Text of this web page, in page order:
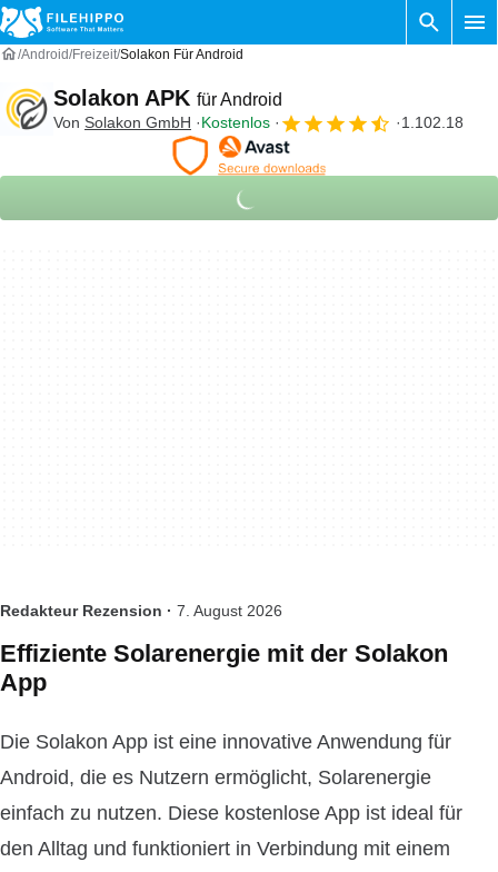
Android Freizeit Solakon Für Android
Solakon APK für Android
Von Solakon GmbH Kostenlos 1.102.18
Redakteur Rezension · 7. August 2026
Effiziente Solarenergie mit der Solakon
App
Die Solakon App ist eine innovative Anwendung für
Android, die es Nutzern ermöglicht, Solarenergie
einfach zu nutzen. Diese kostenlose App ist ideal für
den Alltag und funktioniert in Verbindung mit einem